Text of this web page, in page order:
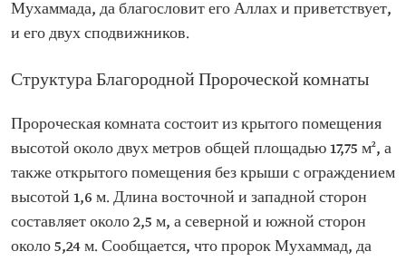
Мухаммада, да благословит его Аллах и приветствует,
и его двух сподвижников.
Структура Благородной Пророческой комнаты
Пророческая комната состоит из крытого помещения
высотой около двух метров общей площадью 17,75 м², а
также открытого помещения без крыши с ограждением
высотой 1,6 м. Длина восточной и западной сторон
составляет около 2,5 м, а северной и южной сторон
около 5,24 м. Сообщается, что пророк Мухаммад, да